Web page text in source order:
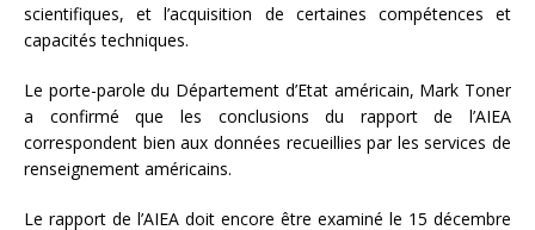
scientifiques, et l’acquisition de certaines compétences et
capacités techniques.
Le porte-parole du Département d’Etat américain, Mark Toner
a confirmé que les conclusions du rapport de l’AIEA
correspondent bien aux données recueillies par les services de
renseignement américains.
Le rapport de l’AIEA doit encore être examiné le 15 décembre